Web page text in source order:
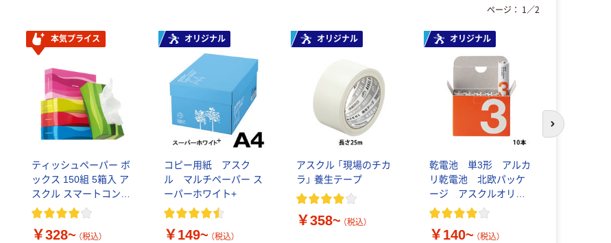
本気プライス
ティッシュペーパー ボ
ックス 150組 5箱入 ア
スクル スマートコンパ
クト ビビッド PEFC認
￥328~ （税込）
オリジナル
コピー用紙 アスク
ル マルチペーパー ス
ーパーホワイト+
￥149~ （税込）
オリジナル
アスクル 「現場のチカ
ラ」 養生テープ
￥358~ （税込）
オリジナル
乾電池 単3形 アルカ
リ乾電池 北欧パッケ
ージ アスクルオリジ
ナル
￥140~ （税込）
ページ： 1 ／2
次のスライド